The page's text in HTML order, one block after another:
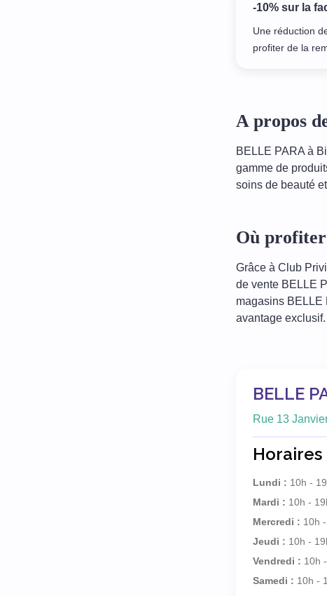
-10% sur la
Une réduction
profiter de la
A propos
BELLE PARA à
gamme de
soins de beauté
Où profiter
Grâce à Club
de vente BELLE
magasins BELLE
avantage exclusif.
BELLE
Rue 13
Horaires
Lundi : 10h -
Mardi : 10h -
Mercredi : 10h
Jeudi : 10h -
Vendredi : 10h
Samedi : 10h -